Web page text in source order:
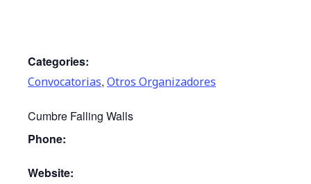
Categories:
Convocatorias, Otros Organizadores
Cumbre Falling Walls
Phone:
Website: